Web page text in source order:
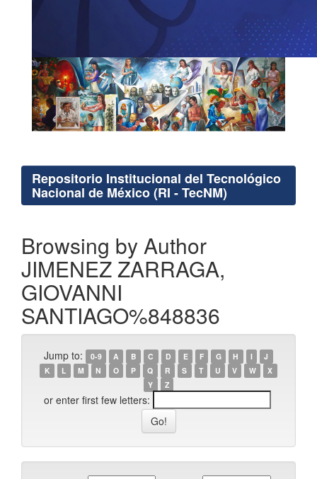
Repositorio Institucional del Tecnológico
Nacional de México (RI - TecNM)
Browsing by Author
JIMENEZ ZARRAGA,
GIOVANNI
SANTIAGO%848836
Jump to: 0-9 A B C D E F G H I
J
K
L M N O P Q R S T U V W
X
Y
Z
or enter first few letters: